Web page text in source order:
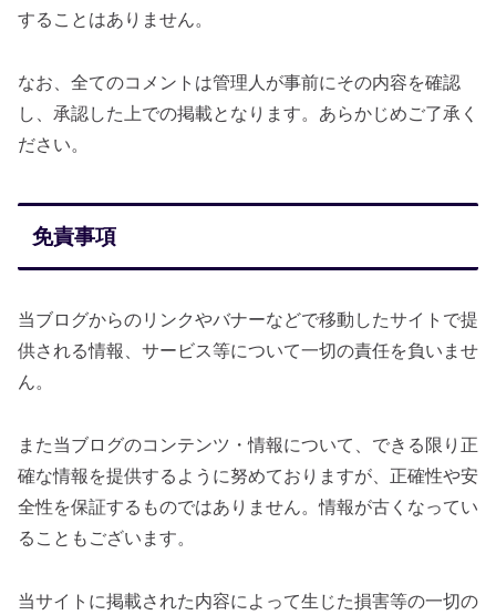
することはありません。
なお、全てのコメントは管理人が事前にその内容を確認
し、承認した上での掲載となります。あらかじめご了承く
ださい。
免責事項
当ブログからのリンクやバナーなどで移動したサイトで提
供される情報、サービス等について一切の責任を負いませ
ん。
また当ブログのコンテンツ・情報について、できる限り正
確な情報を提供するように努めておりますが、正確性や安
全性を保証するものではありません。情報が古くなってい
ることもございます。
当サイトに掲載された内容によって生じた損害等の一切の